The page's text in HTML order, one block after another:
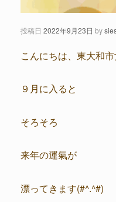
投稿日 2022年9月23日 by
こんにちは、東大和
９月に入ると
そろそろ
来年の運氣が
漂ってきます(#^.^#)